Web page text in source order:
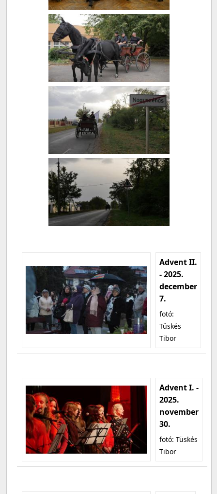
Advent II.
- 2025.
december
7.
fotó:
Tüskés
Tibor
Advent I. -
2025.
november
30.
fotó: Tüskés
Tibor